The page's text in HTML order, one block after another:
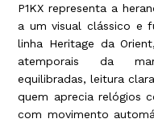
P1KX representa a
a um visual clássico e
linha Heritage da
atemporais da
equilibradas, leitura
quem aprecia relógios
com movimento